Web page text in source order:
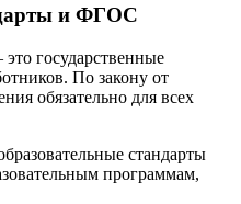
и ФГОС
государственные
По закону от
обязательно для всех
стандарты
программам,